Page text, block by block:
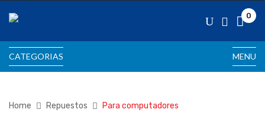
0
CATEGORIAS MENU
Home Repuestos Para computadores